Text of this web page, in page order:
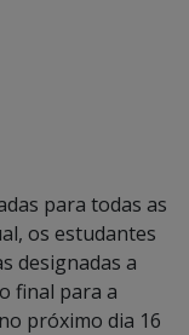
para todas as
os estudantes
designadas a
final para a
próximo dia 16